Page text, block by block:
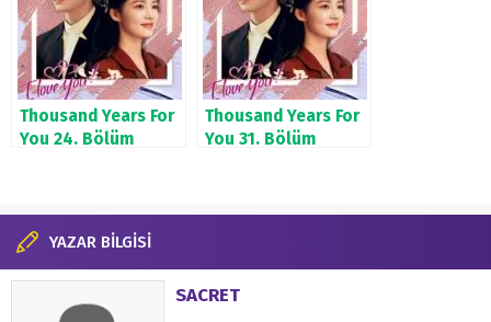
Thousand Years For
You 24. Bölüm
Thousand Years For
You 31. Bölüm
YAZAR BİLGİSİ
SACRET